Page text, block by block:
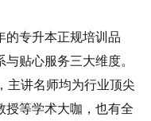
的专升本正规培训品
贴心服务三大维度。
主讲名师均为行业顶尖
授等学术大咖，也有全